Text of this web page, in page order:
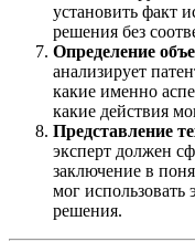
установить факт
решения без
Определение
анализирует
какие именно
какие действия
Представление
эксперт должен
заключение в
мог использовать
решения.